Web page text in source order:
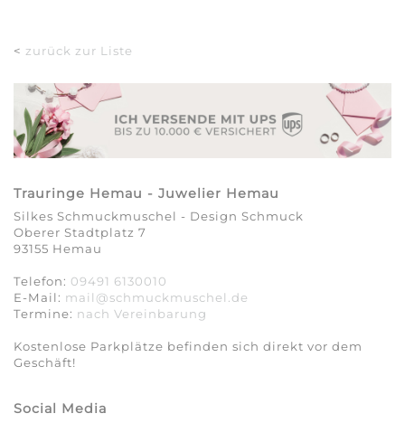
< zurück zur Liste
Trauringe Hemau - Juwelier Hemau
Silkes Schmuckmuschel - Design Schmuck
Oberer Stadtplatz 7
93155 Hemau
Telefon: 09491 6130010
E-Mail: mail@schmuckmuschel.de
Termine: nach Vereinbarung​​​​​​​
Kostenlose Parkplätze befinden sich direkt vor dem
Geschäft!
Social Media